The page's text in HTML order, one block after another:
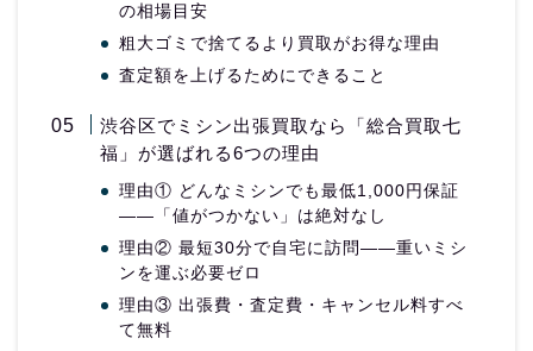
の相場目安
粗大ゴミで捨てるより買取がお得な理由
査定額を上げるためにできること
渋谷区でミシン出張買取なら「総合買取七
福」が選ばれる6つの理由
理由① どんなミシンでも最低1,000円保証
——「値がつかない」は絶対なし
理由② 最短30分で自宅に訪問——重いミシ
ンを運ぶ必要ゼロ
理由③ 出張費・査定費・キャンセル料すべ
て無料